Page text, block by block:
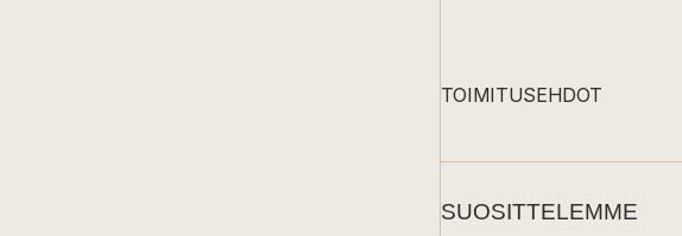
TOIMITUSEHDOT
SUOSITTELEMME